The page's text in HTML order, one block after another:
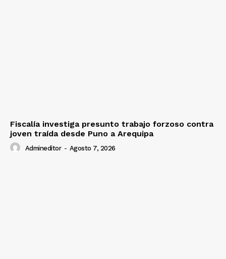
Fiscalía investiga presunto trabajo forzoso contra
joven traída desde Puno a Arequipa
Admineditor - Agosto 7, 2026